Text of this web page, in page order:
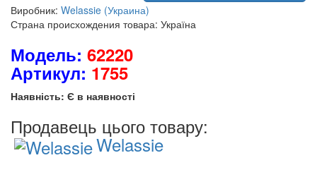
Виробник: Welassie (Украина)
Страна происхождения товара: Україна
Модель: 62220
Артикул: 1755
Наявність: Є в наявності
Продавець цього товару:
Welassie